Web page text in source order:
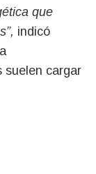
que
indicó
suelen cargar